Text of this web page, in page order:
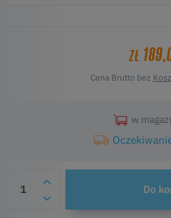
ZŁ
Cena Brutto bez
w
Do